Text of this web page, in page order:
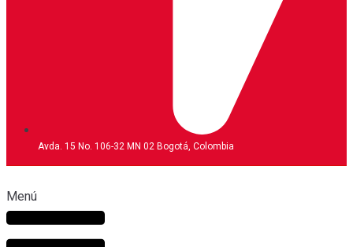
Avda. 15 No. 106-32 MN 02 Bogotá, Colombia
Menú